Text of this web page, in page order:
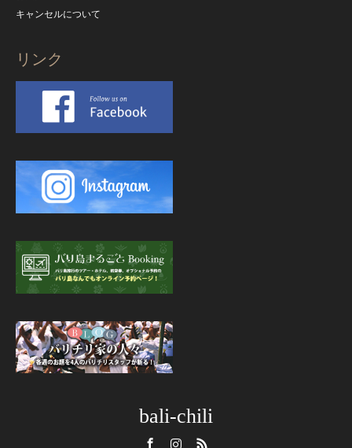
キャンセルについて
リンク
bali-chili